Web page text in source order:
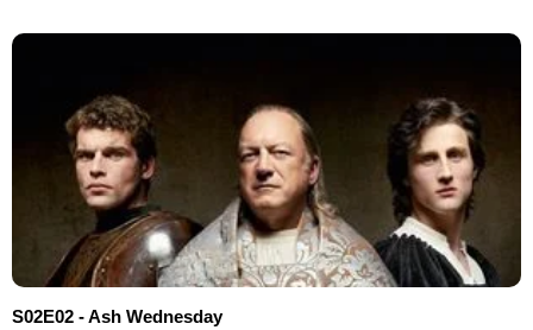
S02E02 - Ash Wednesday